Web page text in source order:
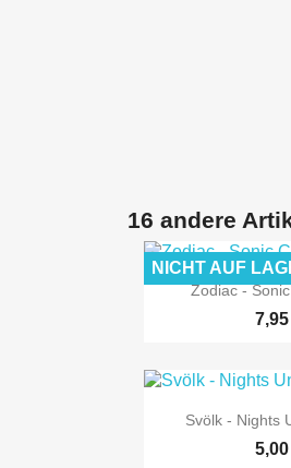
16 andere

Zodiac -
NICHT AUF

Svölk - Nights